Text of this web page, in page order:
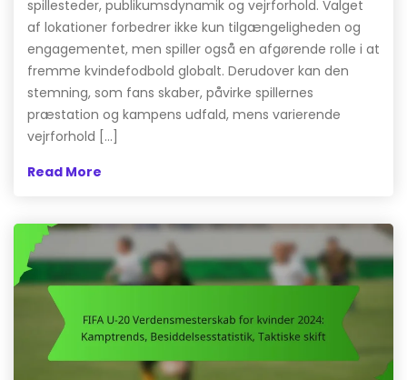
spillesteder, publikumsdynamik og vejrforhold. Valget
af lokationer forbedrer ikke kun tilgængeligheden og
engagementet, men spiller også en afgørende rolle i at
fremme kvindefodbold globalt. Derudover kan den
stemning, som fans skaber, påvirke spillernes
præstation og kampens udfald, mens varierende
vejrforhold […]
Read More